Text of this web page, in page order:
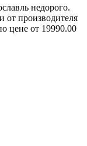
недорого.
от производителя
цене от 19990.00